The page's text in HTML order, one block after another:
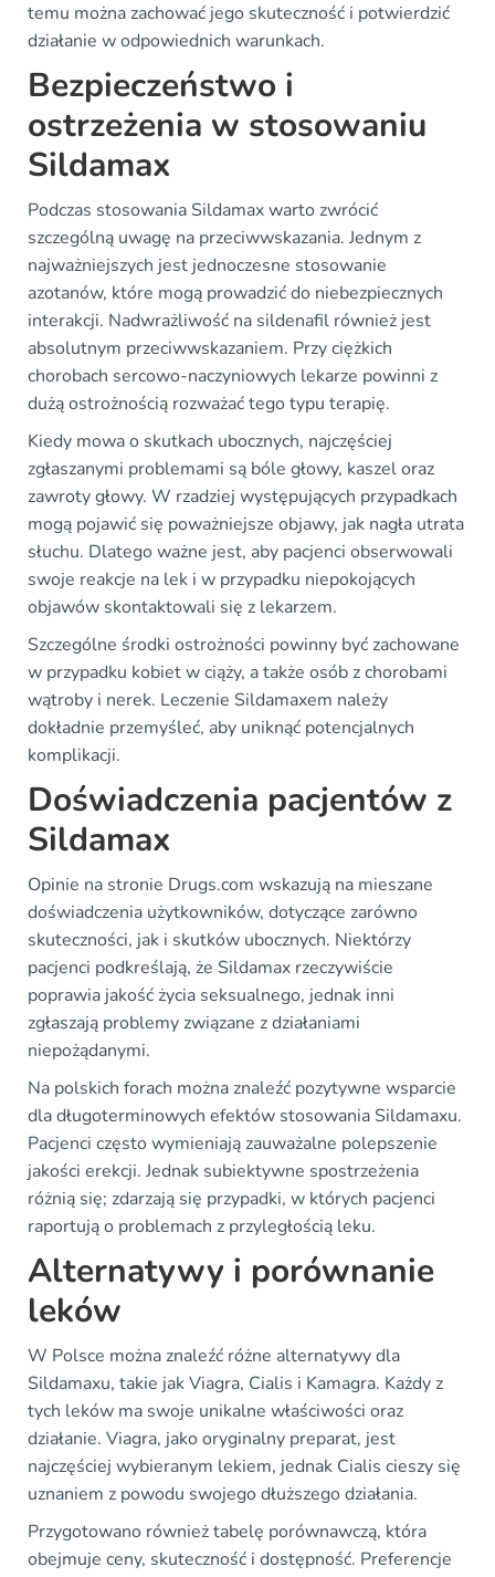
temu można zachować jego skuteczność i potwierdzić
działanie w odpowiednich warunkach.
Bezpieczeństwo i
ostrzeżenia w stosowaniu
Sildamax
Podczas stosowania Sildamax warto zwrócić
szczególną uwagę na przeciwwskazania. Jednym z
najważniejszych jest jednoczesne stosowanie
azotanów, które mogą prowadzić do niebezpiecznych
interakcji. Nadwrażliwość na sildenafil również jest
absolutnym przeciwwskazaniem. Przy ciężkich
chorobach sercowo-naczyniowych lekarze powinni z
dużą ostrożnością rozważać tego typu terapię.
Kiedy mowa o skutkach ubocznych, najczęściej
zgłaszanymi problemami są bóle głowy, kaszel oraz
zawroty głowy. W rzadziej występujących przypadkach
mogą pojawić się poważniejsze objawy, jak nagła utrata
słuchu. Dlatego ważne jest, aby pacjenci obserwowali
swoje reakcje na lek i w przypadku niepokojących
objawów skontaktowali się z lekarzem.
Szczególne środki ostrożności powinny być zachowane
w przypadku kobiet w ciąży, a także osób z chorobami
wątroby i nerek. Leczenie Sildamaxem należy
dokładnie przemyśleć, aby uniknąć potencjalnych
komplikacji.
Doświadczenia pacjentów z
Sildamax
Opinie na stronie Drugs.com wskazują na mieszane
doświadczenia użytkowników, dotyczące zarówno
skuteczności, jak i skutków ubocznych. Niektórzy
pacjenci podkreślają, że Sildamax rzeczywiście
poprawia jakość życia seksualnego, jednak inni
zgłaszają problemy związane z działaniami
niepożądanymi.
Na polskich forach można znaleźć pozytywne wsparcie
dla długoterminowych efektów stosowania Sildamaxu.
Pacjenci często wymieniają zauważalne polepszenie
jakości erekcji. Jednak subiektywne spostrzeżenia
różnią się; zdarzają się przypadki, w których pacjenci
raportują o problemach z przyległością leku.
Alternatywy i porównanie
leków
W Polsce można znaleźć różne alternatywy dla
Sildamaxu, takie jak Viagra, Cialis i Kamagra. Każdy z
tych leków ma swoje unikalne właściwości oraz
działanie. Viagra, jako oryginalny preparat, jest
najczęściej wybieranym lekiem, jednak Cialis cieszy się
uznaniem z powodu swojego dłuższego działania.
Przygotowano również tabelę porównawczą, która
obejmuje ceny, skuteczność i dostępność. Preferencje